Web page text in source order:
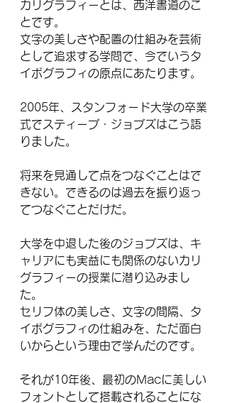
カリグラフィーとは、西洋書道のこ
とです。
文字の美しさや配置の仕組みを芸術
として追求する学問で、今でいうタ
イポグラフィの原点にあたります。
2005年、スタンフォード大学の卒業
式でスティーブ・ジョブズはこう語
りました。
将来を見通して点をつなぐことはで
きない。できるのは過去を振り返っ
てつなぐことだけだ。
大学を中退した後のジョブズは、キ
ャリアにも実益にも関係のないカリ
グラフィーの授業に潜り込みまし
た。
セリフ体の美しさ、文字の間隔、タ
イポグラフィの仕組みを、ただ面白
いからという理由で学んだのです。
それが10年後、最初のMacに美しい
フォントとして搭載されることにな